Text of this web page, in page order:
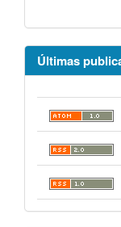
Últimas